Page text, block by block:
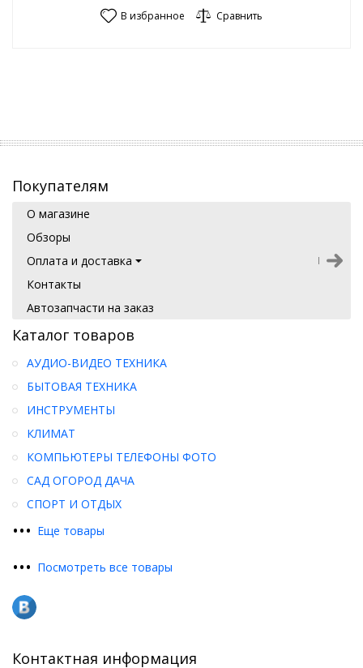
В избранное Сравнить
Покупателям
О магазине
Обзоры
Оплата и доставка
Контакты
Автозапчасти на заказ
Каталог товаров
••• Еще товары
АУДИО-ВИДЕО ТЕХНИКА
БЫТОВАЯ ТЕХНИКА
ИНСТРУМЕНТЫ
КЛИМАТ
КОМПЬЮТЕРЫ ТЕЛЕФОНЫ ФОТО
САД ОГОРОД ДАЧА
СПОРТ И ОТДЫХ
••• Посмотреть все товары
Контактная информация